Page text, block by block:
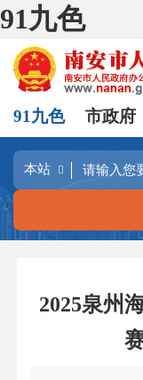
91九色
91九色 市政府
2025泉州